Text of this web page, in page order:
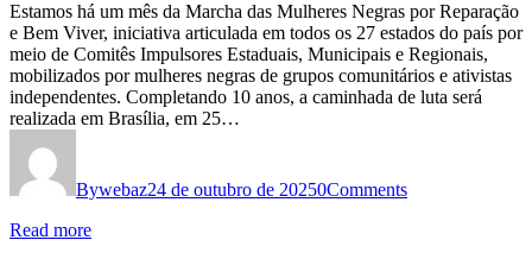
Estamos há um mês da Marcha das Mulheres Negras por Reparação
e Bem Viver, iniciativa articulada em todos os 27 estados do país por
meio de Comitês Impulsores Estaduais, Municipais e Regionais,
mobilizados por mulheres negras de grupos comunitários e ativistas
independentes. Completando 10 anos, a caminhada de luta será
realizada em Brasília, em 25…
Bywebaz24 de outubro de 20250Comments
Read more